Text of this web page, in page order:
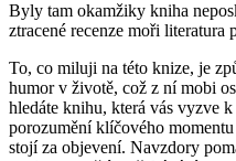
Byly tam okamžiky kniha
ztracené recenze moři literatura
To, co miluji na této knize, je
humor v životě, což z ní mobi
hledáte knihu, která vás vyzve
porozumění klíčového
stojí za objevení. Navzdory